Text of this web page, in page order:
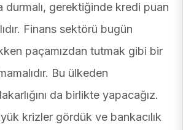
durmalı, gerektiğinde kredi puan
Finans sektörü bugün
paçamızdan tutmak gibi bir
Bu ülkeden
da birlikte yapacağız.
krizler gördük ve bankacılık